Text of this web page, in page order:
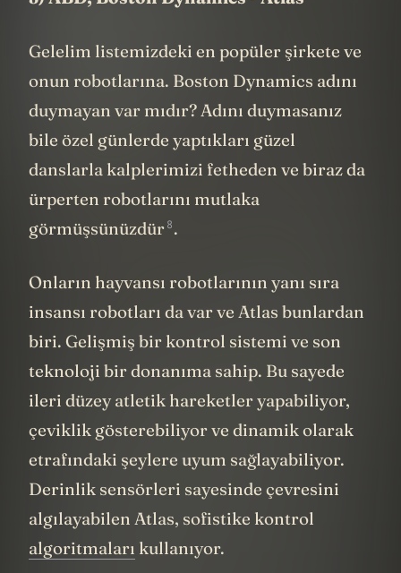
Gelelim listemizdeki en popüler şirkete ve
onun robotlarına. Boston Dynamics adını
duymayan var mıdır? Adını duymasanız
bile özel günlerde yaptıkları güzel
danslarla kalplerimizi fetheden ve biraz da
ürperten robotlarını mutlaka
Onların hayvansı robotlarının yanı sıra
insansı robotları da var ve Atlas bunlardan
biri. Gelişmiş bir kontrol sistemi ve son
teknoloji bir donanıma sahip. Bu sayede
ileri düzey atletik hareketler yapabiliyor,
çeviklik gösterebiliyor ve dinamik olarak
etrafındaki şeylere uyum sağlayabiliyor.
Derinlik sensörleri sayesinde çevresini
algılayabilen Atlas, sofistike kontrol